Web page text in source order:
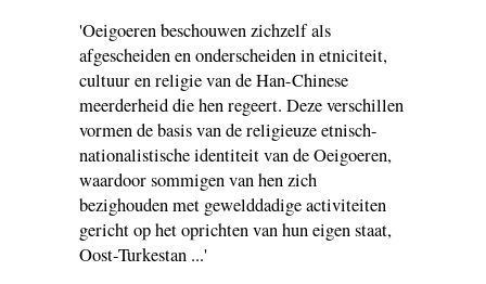
'Oeigoeren beschouwen zichzelf als
afgescheiden en onderscheiden in etniciteit,
cultuur en religie van de Han-Chinese
meerderheid die hen regeert. Deze verschillen
vormen de basis van de religieuze etnisch-
nationalistische identiteit van de Oeigoeren,
waardoor sommigen van hen zich
bezighouden met gewelddadige activiteiten
gericht op het oprichten van hun eigen staat,
Oost-Turkestan ...'